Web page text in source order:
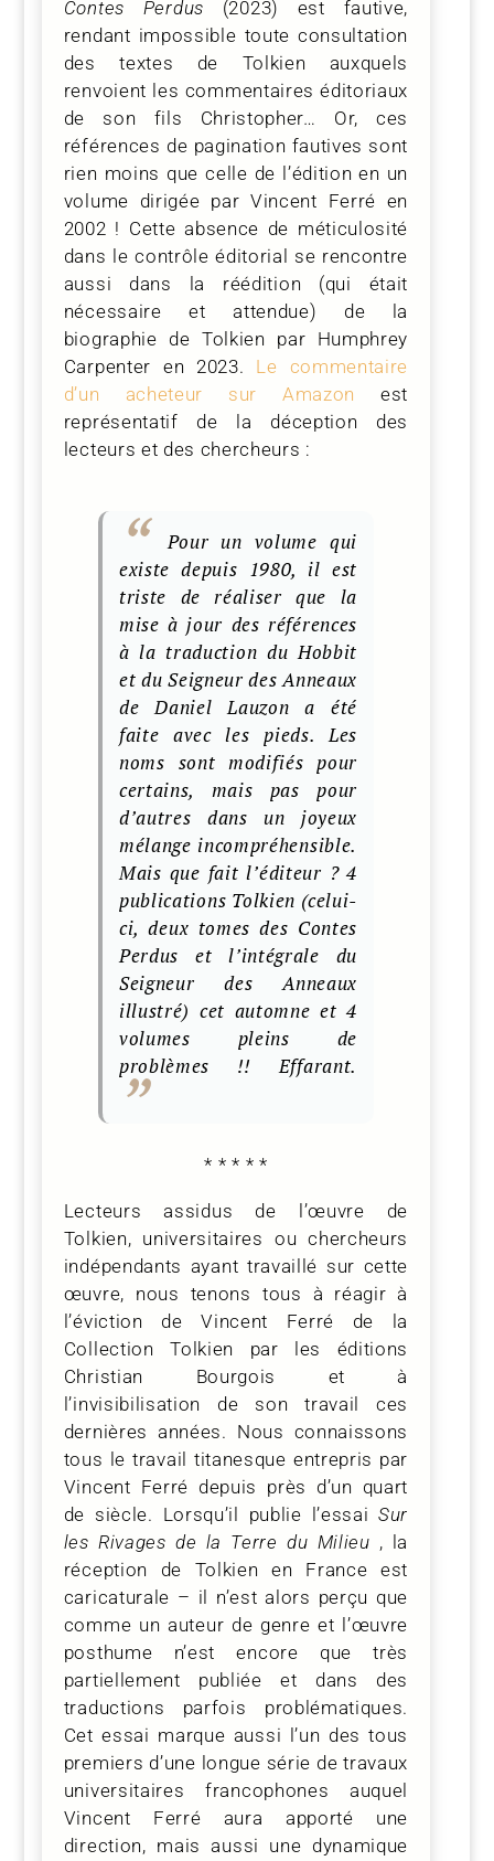
Contes Perdus (2023) est fautive,
rendant impossible toute consultation
des textes de Tolkien auxquels
renvoient les commentaires éditoriaux
de son fils Christopher… Or, ces
références de pagination fautives sont
rien moins que celle de l’édition en un
volume dirigée par Vincent Ferré en
2002 ! Cette absence de méticulosité
dans le contrôle éditorial se rencontre
aussi dans la réédition (qui était
nécessaire et attendue) de la
biographie de Tolkien par Humphrey
Carpenter en 2023. Le commentaire
d’un acheteur sur Amazon
est
représentatif de la déception des
lecteurs et des chercheurs :
Pour un volume qui
existe depuis 1980, il est
triste de réaliser que la
mise à jour des références
à la traduction du Hobbit
et du Seigneur des Anneaux
de Daniel Lauzon a été
faite avec les pieds. Les
noms sont modifiés pour
certains, mais pas pour
d’autres dans un joyeux
mélange incompréhensible.
Mais que fait l’éditeur ? 4
publications Tolkien (celui-
ci, deux tomes des Contes
Perdus et l’intégrale du
Seigneur des Anneaux
illustré) cet automne et 4
volumes pleins de
problèmes !! Effarant.
* * * * *
Lecteurs assidus de l’œuvre de
Tolkien, universitaires ou chercheurs
indépendants ayant travaillé sur cette
œuvre, nous tenons tous à réagir à
l’éviction de Vincent Ferré de la
Collection Tolkien par les éditions
Christian Bourgois et à
l’invisibilisation de son travail ces
dernières années. Nous connaissons
tous le travail titanesque entrepris par
Vincent Ferré depuis près d’un quart
de siècle. Lorsqu’il publie l’essaiSur
les Rivages de la Terre du Milieu , la
réception de Tolkien en France est
caricaturale – il n’est alors perçu que
comme un auteur de genre et l’œuvre
posthume n’est encore que très
partiellement publiée et dans des
traductions parfois problématiques.
Cet essai marque aussi l’un des tous
premiers d’une longue série de travaux
universitaires francophones auquel
Vincent Ferré aura apporté une
direction, mais aussi une dynamique